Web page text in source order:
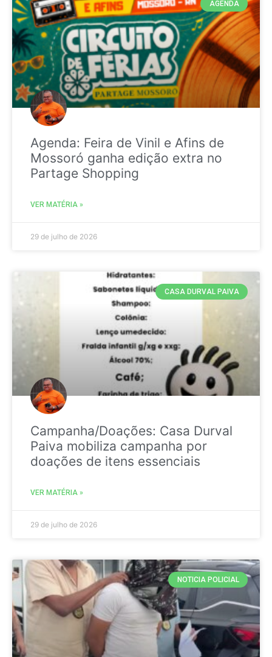
AGENDA
Agenda: Feira de Vinil e Afins de
Mossoró ganha edição extra no
Partage Shopping
VER MATÉRIA »
29 de julho de 2026
CASA DURVAL PAIVA
Campanha/Doações: Casa Durval
Paiva mobiliza campanha por
doações de itens essenciais
VER MATÉRIA »
29 de julho de 2026
NOTICIA POLICIAL